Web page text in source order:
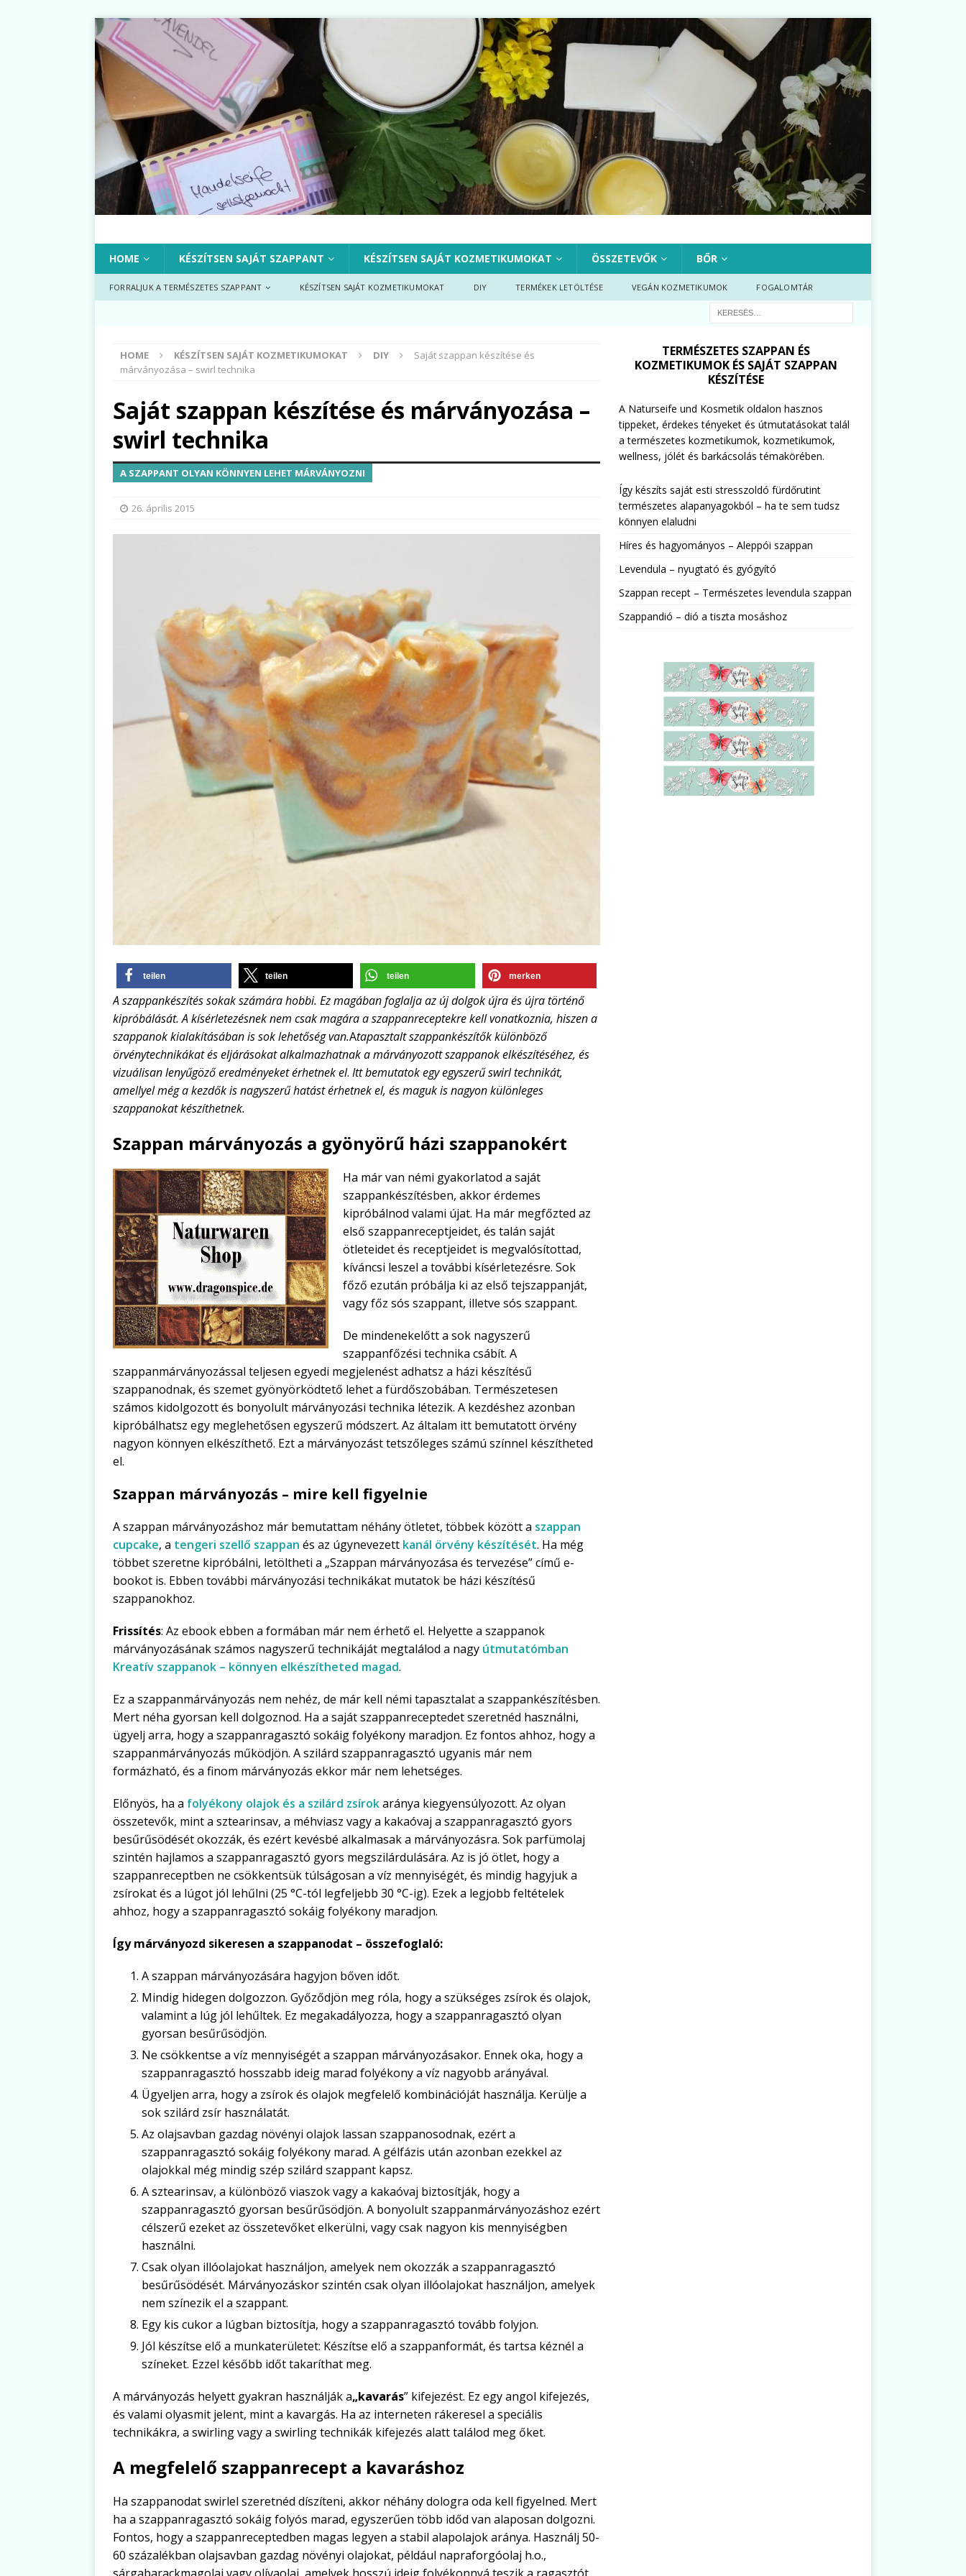
HOME KÉSZÍTSEN SAJÁT SZAPPANT KÉSZÍTSEN SAJÁT KOZMETIKUMOKAT ÖSSZETEVŐK BŐR
FORRALJUK A TERMÉSZETES SZAPPANT KÉSZÍTSEN SAJÁT KOZMETIKUMOKAT DIY TERMÉKEK LETÖLTÉSE VEGÁN KOZMETIKUMOK FOGALOMTÁR
HOME KÉSZÍTSEN SAJÁT KOZMETIKUMOKAT DIY
Saját szappan készítése és
márványozása – swirl technika
Saját szappan készítése és márványozása –
swirl technika
A SZAPPANT OLYAN KÖNNYEN LEHET MÁRVÁNYOZNI
26. április 2015
teilen teilen teilen merken
A szappankészítés sokak számára hobbi. Ez magában foglalja az új dolgok újra és újra történő
kipróbálását. A kísérletezésnek nem csak magára a szappanreceptekre kell vonatkoznia, hiszen a
szappanok kialakításában is sok lehetőség van.Atapasztalt szappankészítők különböző
örvénytechnikákat és eljárásokat alkalmazhatnak a márványozott szappanok elkészítéséhez, és
vizuálisan lenyűgöző eredményeket érhetnek el. Itt bemutatok egy egyszerű swirl technikát,
amellyel még a kezdők is nagyszerű hatást érhetnek el, és maguk is nagyon különleges
szappanokat készíthetnek.
Szappan márványozás a gyönyörű házi szappanokért
Ha már van némi gyakorlatod a saját
szappankészítésben, akkor érdemes
kipróbálnod valami újat. Ha már megfőzted az
első szappanreceptjeidet, és talán saját
ötleteidet és receptjeidet is megvalósítottad,
kíváncsi leszel a további kísérletezésre. Sok
főző ezután próbálja ki az első tejszappanját,
vagy főz sós szappant, illetve sós szappant.
De mindenekelőtt a sok nagyszerű
szappanfőzési technika csábít. A
szappanmárványozással teljesen egyedi megjelenést adhatsz a házi készítésű
szappanodnak, és szemet gyönyörködtető lehet a fürdőszobában. Természetesen
számos kidolgozott és bonyolult márványozási technika létezik. A kezdéshez azonban
kipróbálhatsz egy meglehetősen egyszerű módszert. Az általam itt bemutatott örvény
nagyon könnyen elkészíthető. Ezt a márványozást tetszőleges számú színnel készítheted
el.
Szappan márványozás – mire kell figyelnie
A szappan márványozáshoz már bemutattam néhány ötletet, többek között a szappan
cupcake, a tengeri szellő szappan és az úgynevezett kanál örvény készítését. Ha még
többet szeretne kipróbálni, letöltheti a „Szappan márványozása és tervezése” című e-
bookot is. Ebben további márványozási technikákat mutatok be házi készítésű
szappanokhoz.
Frissítés: Az ebook ebben a formában már nem érhető el. Helyette a szappanok
márványozásának számos nagyszerű technikáját megtalálod a nagy útmutatómban
Kreatív szappanok – könnyen elkészítheted magad.
Ez a szappanmárványozás nem nehéz, de már kell némi tapasztalat a szappankészítésben.
Mert néha gyorsan kell dolgoznod. Ha a saját szappanreceptedet szeretnéd használni,
ügyelj arra, hogy a szappanragasztó sokáig folyékony maradjon. Ez fontos ahhoz, hogy a
szappanmárványozás működjön. A szilárd szappanragasztó ugyanis már nem
formázható, és a finom márványozás ekkor már nem lehetséges.
Előnyös, ha a folyékony olajok és a szilárd zsírokaránya kiegyensúlyozott. Az olyan
összetevők, mint a sztearinsav, a méhviasz vagy a kakaóvaj a szappanragasztó gyors
besűrűsödését okozzák, és ezért kevésbé alkalmasak a márványozásra. Sok parfümolaj
szintén hajlamos a szappanragasztó gyors megszilárdulására. Az is jó ötlet, hogy a
szappanreceptben ne csökkentsük túlságosan a víz mennyiségét, és mindig hagyjuk a
zsírokat és a lúgot jól lehűlni (25 °C-tól legfeljebb 30 °C-ig). Ezek a legjobb feltételek
ahhoz, hogy a szappanragasztó sokáig folyékony maradjon.
Így márványozd sikeresen a szappanodat – összefoglaló:
A szappan márványozására hagyjon bőven időt.
Mindig hidegen dolgozzon. Győződjön meg róla, hogy a szükséges zsírok és olajok,
valamint a lúg jól lehűltek. Ez megakadályozza, hogy a szappanragasztó olyan
gyorsan besűrűsödjön.
Ne csökkentse a víz mennyiségét a szappan márványozásakor. Ennek oka, hogy a
szappanragasztó hosszabb ideig marad folyékony a víz nagyobb arányával.
Ügyeljen arra, hogy a zsírok és olajok megfelelő kombinációját használja. Kerülje a
sok szilárd zsír használatát.
Az olajsavban gazdag növényi olajok lassan szappanosodnak, ezért a
szappanragasztó sokáig folyékony marad. A gélfázis után azonban ezekkel az
olajokkal még mindig szép szilárd szappant kapsz.
A sztearinsav, a különböző viaszok vagy a kakaóvaj biztosítják, hogy a
szappanragasztó gyorsan besűrűsödjön. A bonyolult szappanmárványozáshoz ezért
célszerű ezeket az összetevőket elkerülni, vagy csak nagyon kis mennyiségben
használni.
Csak olyan illóolajokat használjon, amelyek nem okozzák a szappanragasztó
besűrűsödését. Márványozáskor szintén csak olyan illóolajokat használjon, amelyek
nem színezik el a szappant.
Egy kis cukor a lúgban biztosítja, hogy a szappanragasztó tovább folyjon.
Jól készítse elő a munkaterületet: Készítse elő a szappanformát, és tartsa kéznél a
színeket. Ezzel később időt takaríthat meg.
A márványozás helyett gyakran használják a„kavarás” kifejezést. Ez egy angol kifejezés,
és valami olyasmit jelent, mint a kavargás. Ha az interneten rákeresel a speciális
technikákra, a swirling vagy a swirling technikák kifejezés alatt találod meg őket.
A megfelelő szappanrecept a kavaráshoz
Ha szappanodat swirlel szeretnéd díszíteni, akkor néhány dologra oda kell figyelned. Mert
ha a szappanragasztó sokáig folyós marad, egyszerűen több időd van alaposan dolgozni.
Fontos, hogy a szappanreceptedben magas legyen a stabil alapolajok aránya. Használj 50-
60 százalékban olajsavban gazdag növényi olajokat, például napraforgóolaj h.o.,
TERMÉSZETES SZAPPAN ÉS
KOZMETIKUMOK ÉS SAJÁT SZAPPAN
KÉSZÍTÉSE
A Naturseife und Kosmetik oldalon hasznos
tippeket, érdekes tényeket és útmutatásokat talál
a természetes kozmetikumok, kozmetikumok,
wellness, jólét és barkácsolás témakörében.
Így készíts saját esti stresszoldó fürdőrutint
természetes alapanyagokból – ha te sem tudsz
könnyen elaludni
Híres és hagyományos – Aleppói szappan
Levendula – nyugtató és gyógyító
Szappan recept – Természetes levendula szappan
Szappandió – dió a tiszta mosáshoz